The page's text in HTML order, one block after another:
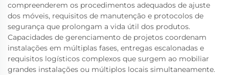
compreenderem os procedimentos adequados de ajuste
dos móveis, requisitos de manutenção e protocolos de
segurança que prolongam a vida útil dos produtos.
Capacidades de gerenciamento de projetos coordenam
instalações em múltiplas fases, entregas escalonadas e
requisitos logísticos complexos que surgem ao mobiliar
grandes instalações ou múltiplos locais simultaneamente.